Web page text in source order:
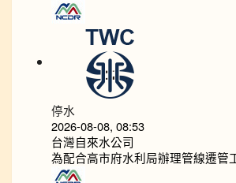
停水
2026-08-08, 08:53
台灣自來水公司
為配合高市府水利局辦理管線遷管